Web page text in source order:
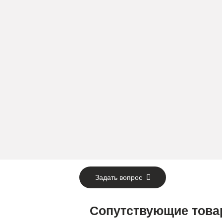
Задать вопрос
Сопутствующие